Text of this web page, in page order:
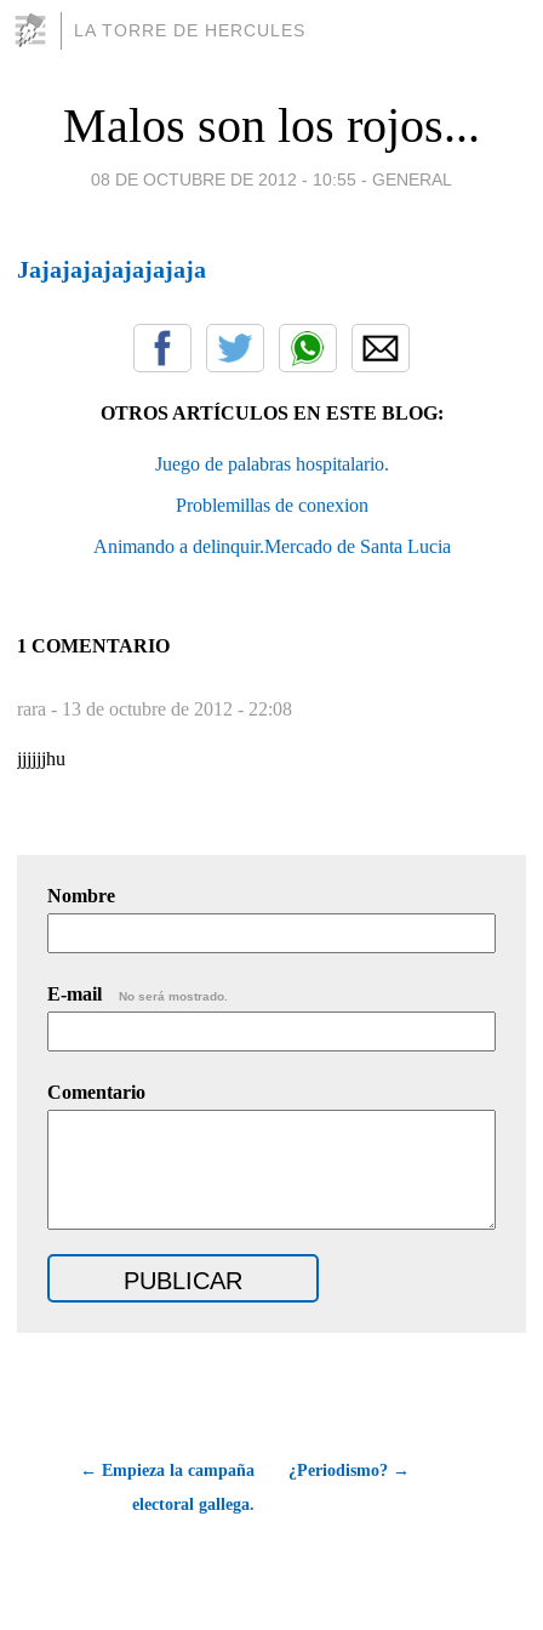
LA TORRE DE HERCULES
Malos son los rojos...
08 DE OCTUBRE DE 2012 - 10:55 - GENERAL
Jajajajajajajajaja
OTROS ARTÍCULOS EN ESTE BLOG:
Juego de palabras hospitalario.
Problemillas de conexion
Animando a delinquir.Mercado de Santa Lucia
1 COMENTARIO
rara - 13 de octubre de 2012 - 22:08
jjjjjjhu
Nombre
E-mail No será mostrado.
Comentario
← Empieza la campaña
electoral gallega.
¿Periodismo? →